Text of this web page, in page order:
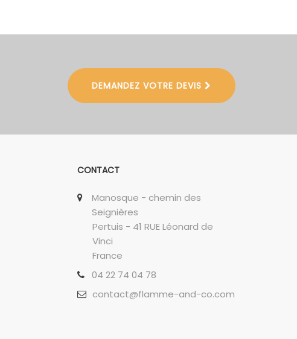
DEMANDEZ VOTRE DEVIS
CONTACT
Manosque - chemin des
Seignières
Pertuis - 41 RUE Léonard de
Vinci
France
04 22 74 04 78
contact@flamme-and-co.com